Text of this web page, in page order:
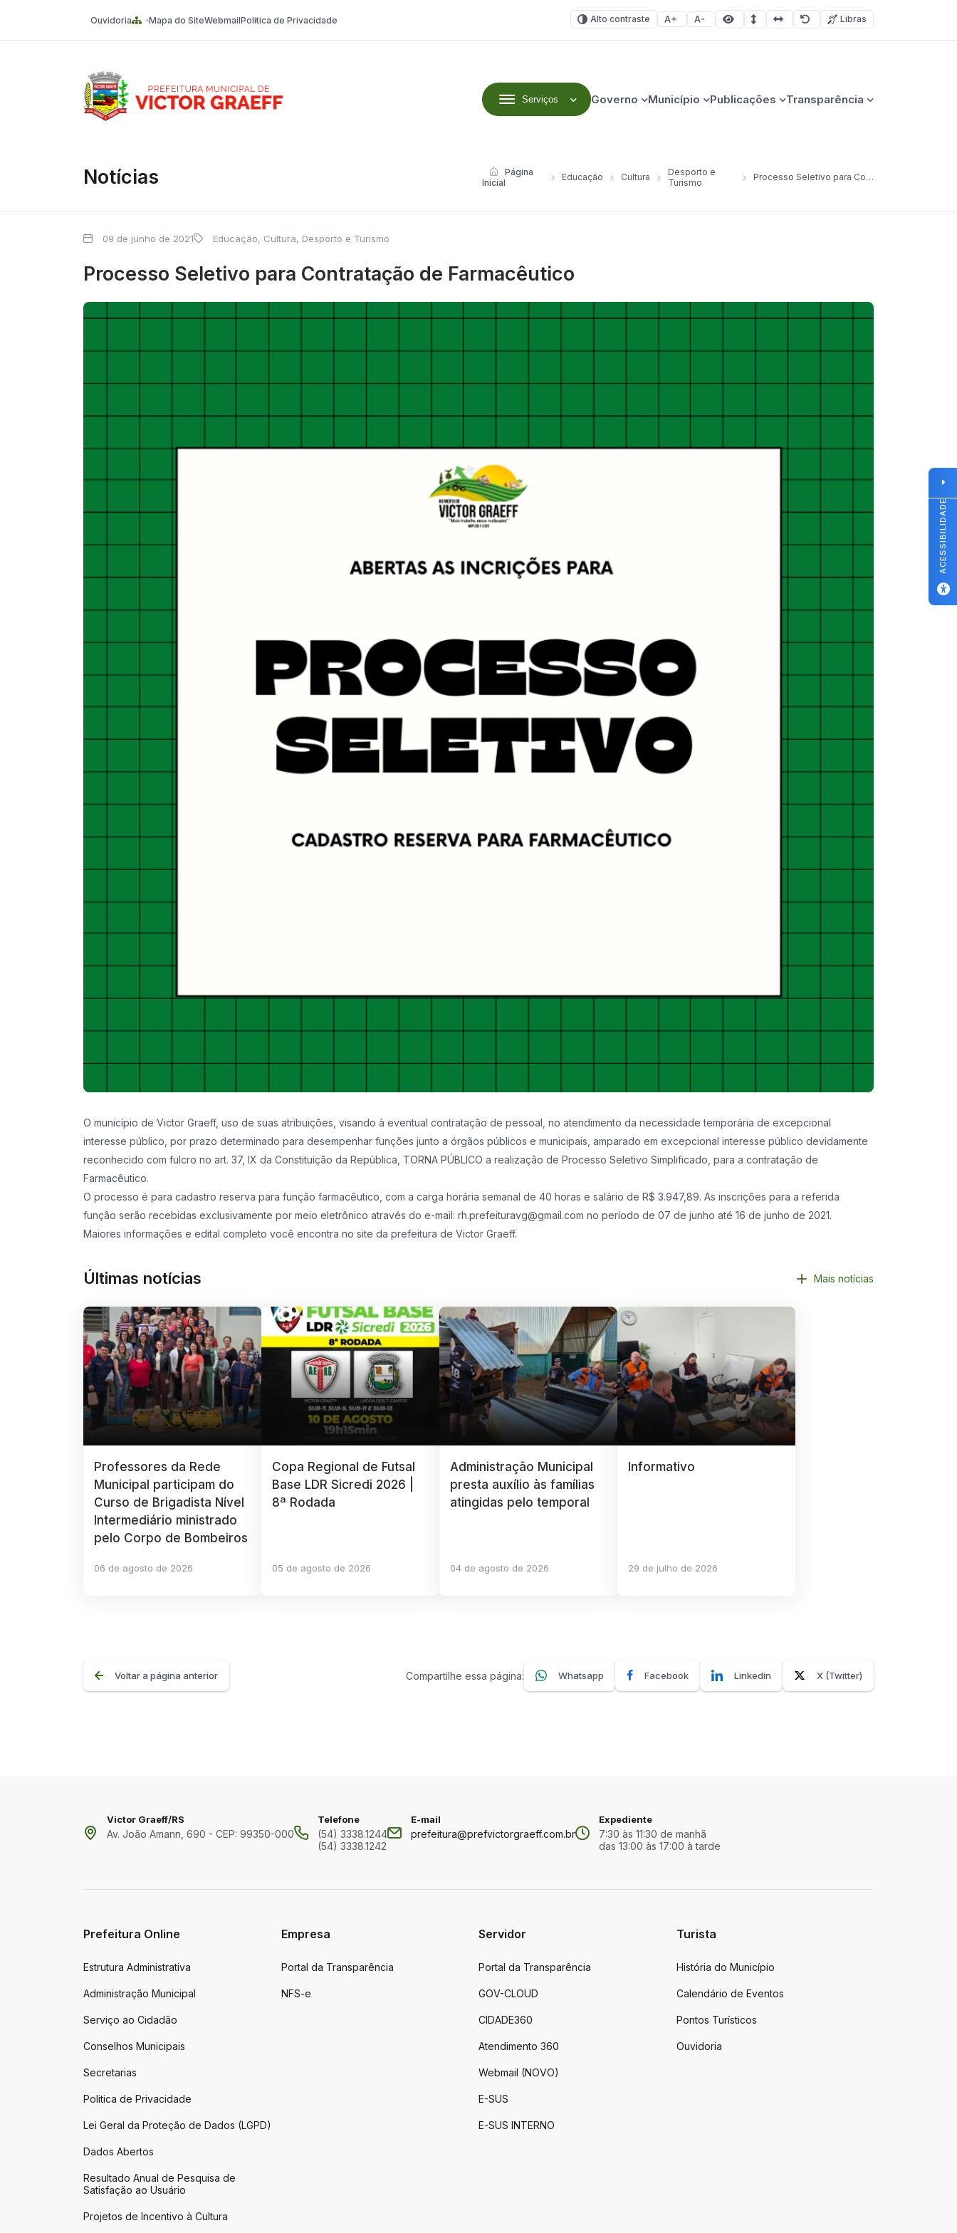
Ouvidoria Mapa do SiteWebmailPolitica de Privacidade Alto contraste Aumentar fonte
Diminuir fonteÁrea selecionada
Espaçamento de linha
Espaço dos caracteres
RedefinirLibras
Serviços Governo Município Publicações Transparência
Notícias
Página
Inicial
Educação Cultura
Desporto e
Turismo
Processo Seletivo para Contratação de Farmacêutico
09 de junho de 2021 Educação, Cultura, Desporto e Turismo
Processo Seletivo para Contratação de Farmacêutico
O município de Victor Graeff, uso de suas atribuições, visando à eventual contratação de pessoal, no atendimento da necessidade temporária de excepcional
interesse público, por prazo determinado para desempenhar funções junto a órgãos públicos e municipais, amparado em excepcional interesse público devidamente
reconhecido com fulcro no art. 37, IX da Constituição da República, TORNA PÚBLICO a realização de Processo Seletivo Simplificado, para a contratação de
Farmacêutico.
O processo é para cadastro reserva para função farmacêutico, com a carga horária semanal de 40 horas e salário de R$ 3.947,89. As inscrições para a referida
função serão recebidas exclusivamente por meio eletrônico através do e-mail: rh.prefeituravg@gmail.com no período de 07 de junho até 16 de junho de 2021.
Maiores informações e edital completo você encontra no site da prefeitura de Victor Graeff.
Últimas notícias Mais notícias
Professores da Rede
Municipal participam do
Curso de Brigadista Nível
Intermediário ministrado
pelo Corpo de Bombeiros
06 de agosto de 2026
Copa Regional de Futsal
Base LDR Sicredi 2026 |
8ª Rodada
05 de agosto de 2026
Administração Municipal
presta auxílio às famílias
atingidas pelo temporal
04 de agosto de 2026
Informativo
29 de julho de 2026
Voltar a página anterior Compartilhe essa página: Whatsapp Facebook Linkedin X (Twitter)
Victor Graeff/RS
Av. João Amann, 690 - CEP: 99350-000
Telefone
(54) 3338.1244
(54) 3338.1242
E-mail
prefeitura@prefvictorgraeff.com.br
Expediente
7:30 às 11:30 de manhã
das 13:00 às 17:00 à tarde
Prefeitura Online
Estrutura Administrativa
Administração Municipal
Serviço ao Cidadão
Conselhos Municipais
Secretarias
Politica de Privacidade
Lei Geral da Proteção de Dados (LGPD)
Dados Abertos
Resultado Anual de Pesquisa de
Satisfação ao Usuário
Projetos de Incentivo à Cultura
Empresa
Portal da Transparência
NFS-e
Servidor
Portal da Transparência
GOV-CLOUD
CIDADE360
Atendimento 360
Webmail (NOVO)
E-SUS
E-SUS INTERNO
Turista
História do Município
Calendário de Eventos
Pontos Turísticos
Ouvidoria
ACESSIBILIDADE